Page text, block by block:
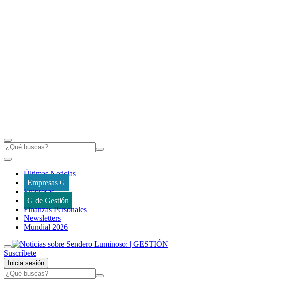
Últimas Noticias
Empresas G
Empresas
G de Gestión
Finanzas Personales
Newsletters
Mundial 2026
Suscríbete
Inicia sesión